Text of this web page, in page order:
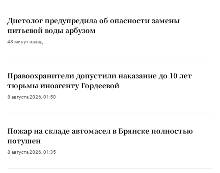
Диетолог предупредила об опасности замены
питьевой воды арбузом
48 минут назад
Правоохранители допустили наказание до 10 лет
тюрьмы иноагенту Гордеевой
8 августа 2026, 01:50
Пожар на складе автомасел в Брянске полностью
потушен
8 августа 2026, 01:35